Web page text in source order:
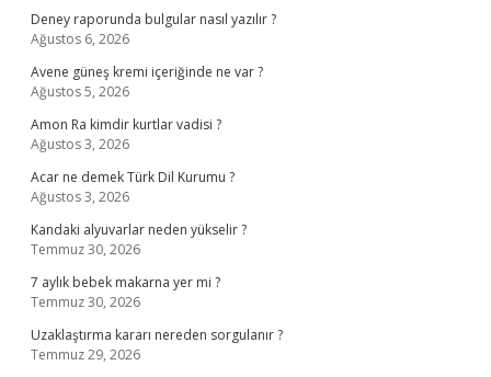
Deney raporunda bulgular nasıl yazılır ?
Ağustos 6, 2026
Avene güneş kremi içeriğinde ne var ?
Ağustos 5, 2026
Amon Ra kimdir kurtlar vadisi ?
Ağustos 3, 2026
Acar ne demek Türk Dil Kurumu ?
Ağustos 3, 2026
Kandaki alyuvarlar neden yükselir ?
Temmuz 30, 2026
7 aylık bebek makarna yer mi ?
Temmuz 30, 2026
Uzaklaştırma kararı nereden sorgulanır ?
Temmuz 29, 2026